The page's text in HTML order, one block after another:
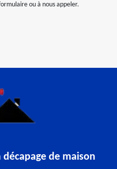
ou à nous appeler.
de maison